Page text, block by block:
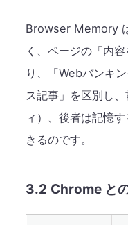
Browser Memory
く、ページの「内
り、「Webバンキ
ス記事」を区別し
ィ）、後者は記憶
きるのです。
3.2 Chrome と